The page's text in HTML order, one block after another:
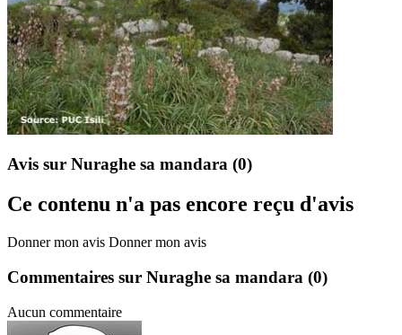
Avis sur Nuraghe sa mandara (0)
Ce contenu n'a pas encore reçu d'avis
Donner mon avis Donner mon avis
Commentaires sur Nuraghe sa mandara (0)
Aucun commentaire